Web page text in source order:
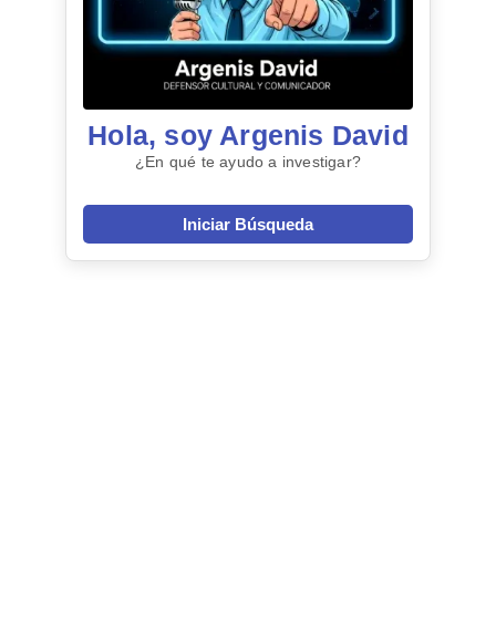
Hola, soy Argenis David
¿En qué te ayudo a investigar?
Iniciar Búsqueda